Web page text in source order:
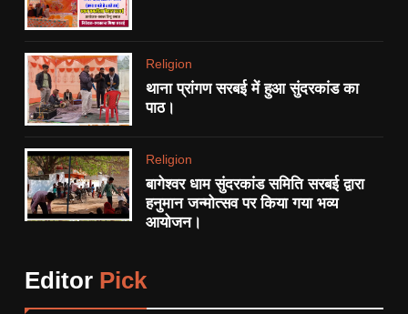
Religion
थाना प्रांगण सरबई में हुआ सुंदरकांड का
पाठ।
Religion
बागेश्वर धाम सुंदरकांड समिति सरबई द्वारा
हनुमान जन्मोत्सव पर किया गया भव्य
आयोजन।
Editor Pick
1
प्रदर्शन:
STATE
2
उबाल।